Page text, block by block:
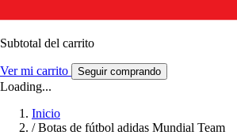
Subtotal del carrito
Ver mi carrito Seguir comprando
Loading...
Inicio
/ Botas de fútbol adidas Mundial Team